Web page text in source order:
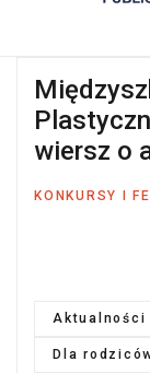
wiersz o
KONKURSY I
Aktualności
Dla